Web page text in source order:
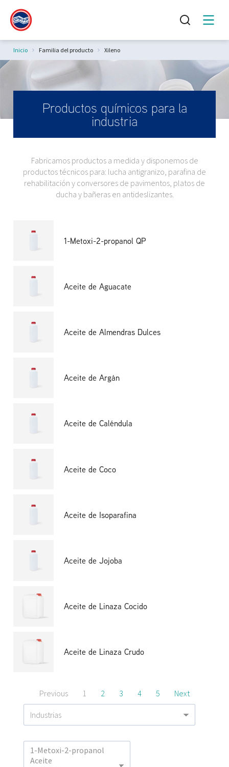
Estás aquí:
Inicio Familia del producto Xileno
Productos químicos para la
industria
Fabricamos productos a medida y disponemos de
productos técnicos para: lucha antigranizo, parafina de
rehabilitación y conversores de pavimentos, platos de
ducha y bañeras en antideslizantes.
1-Metoxi-2-propanol QP
Aceite de Aguacate
Aceite de Almendras Dulces
Aceite de Argán
Aceite de Caléndula
Aceite de Coco
Aceite de Isoparafina
Aceite de Jojoba
Aceite de Linaza Cocido
Aceite de Linaza Crudo
Previous 1 2 3 4 5 Next